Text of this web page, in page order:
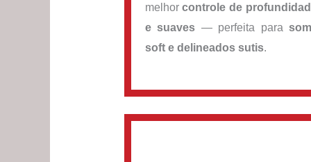
melhorcontrole de
e suaves — perfeita para
soft e delineados sutis.